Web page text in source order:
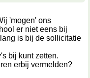
'mogen' ons
er niet eens bij
is bij de sollicitatie
bij kunt zetten.
erbij vermelden?